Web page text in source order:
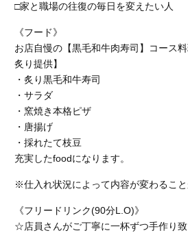
□家と職場の往復の毎日を変えたい人
《フード》
お店自慢の【黒毛和牛肉寿司】コース
炙り提供】
・炙り黒毛和牛寿司
・サラダ
・窯焼き本格ピザ
・唐揚げ
・採れたて枝豆
充実したfoodになります。
※仕入れ状況によって内容が変わること
《フリードリンク(90分L.O)》
☆店員さんがご丁寧に一杯ずつ手作り致